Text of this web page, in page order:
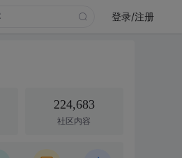
登录/注册
224,683
社区内容